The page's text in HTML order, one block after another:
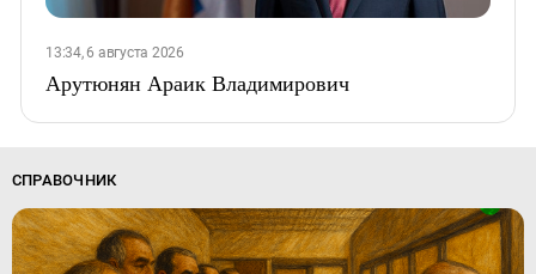
13:34, 6 августа 2026
Арутюнян Араик Владимирович
СПРАВОЧНИК